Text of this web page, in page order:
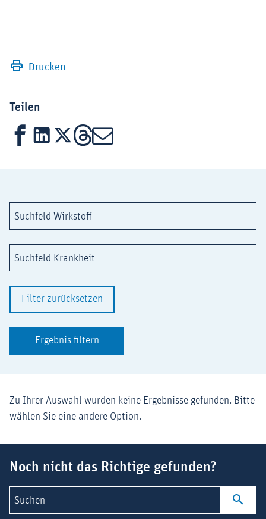
Drucken
Teilen
FacebookLinkedIn
X Threads
Mail
Suchfeld Wirkstoff
Suchfeld Krankheit
Filter zurücksetzen
Ergebnis filtern
Zu Ihrer Auswahl wurden keine Ergebnisse gefunden. Bitte
wählen Sie eine andere Option.
Noch nicht das Richtige gefunden?
Suchen